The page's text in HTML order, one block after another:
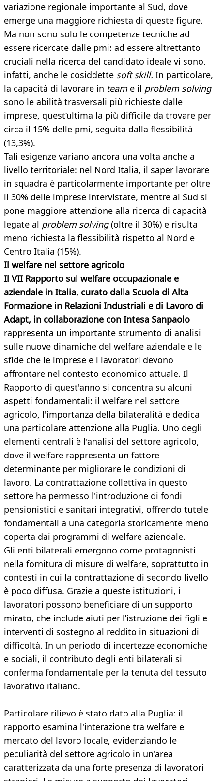
variazione regionale importante al Sud, dove
emerge una maggiore richiesta di queste figure.
Ma non sono solo le competenze tecniche ad
essere ricercate dalle pmi: ad essere altrettanto
cruciali nella ricerca del candidato ideale vi sono,
infatti, anche le cosiddette soft skill. In particolare,
la capacità di lavorare in teame il problem solving
sono le abilità trasversali più richieste dalle
imprese, quest’ultima la più difficile da trovare per
circa il 15% delle pmi, seguita dalla flessibilità
(13,3%).
Tali esigenze variano ancora una volta anche a
livello territoriale: nel Nord Italia, il saper lavorare
in squadra è particolarmente importante per oltre
il 30% delle imprese intervistate, mentre al Sud si
pone maggiore attenzione alla ricerca di capacità
legate al problem solving(oltre il 30%) e risulta
meno richiesta la flessibilità rispetto al Nord e
Centro Italia (15%).
Il welfare nel settore agricolo
Il VII Rapporto sul welfare occupazionale e
aziendale in Italia, curato dalla Scuola di Alta
Formazione in Relazioni Industriali e di Lavoro di
Adapt, in collaborazione con Intesa Sanpaolo
rappresenta un importante strumento di analisi
sulle nuove dinamiche del welfare aziendale e le
sfide che le imprese e i lavoratori devono
affrontare nel contesto economico attuale. Il
Rapporto di quest'anno si concentra su alcuni
aspetti fondamentali: il welfare nel settore
agricolo, l'importanza della bilateralità e dedica
una particolare attenzione alla Puglia. Uno degli
elementi centrali è l'analisi del settore agricolo,
dove il welfare rappresenta un fattore
determinante per migliorare le condizioni di
lavoro. La contrattazione collettiva in questo
settore ha permesso l'introduzione di fondi
pensionistici e sanitari integrativi, offrendo tutele
fondamentali a una categoria storicamente meno
coperta dai programmi di welfare aziendale.​
Gli enti bilaterali emergono come protagonisti
nella fornitura di misure di welfare, soprattutto in
contesti in cui la contrattazione di secondo livello
è poco diffusa. Grazie a queste istituzioni, i
lavoratori possono beneficiare di un supporto
mirato, che include aiuti per l’istruzione dei figli e
interventi di sostegno al reddito in situazioni di
difficoltà. In un periodo di incertezze economiche
e sociali, il contributo degli enti bilaterali si
conferma fondamentale per la tenuta del tessuto
lavorativo italiano.
Particolare rilievo è stato dato alla Puglia: il
rapporto esamina l'interazione tra welfare e
mercato del lavoro locale, evidenziando le
peculiarità del settore agricolo in un'area
caratterizzata da una forte presenza di lavoratori